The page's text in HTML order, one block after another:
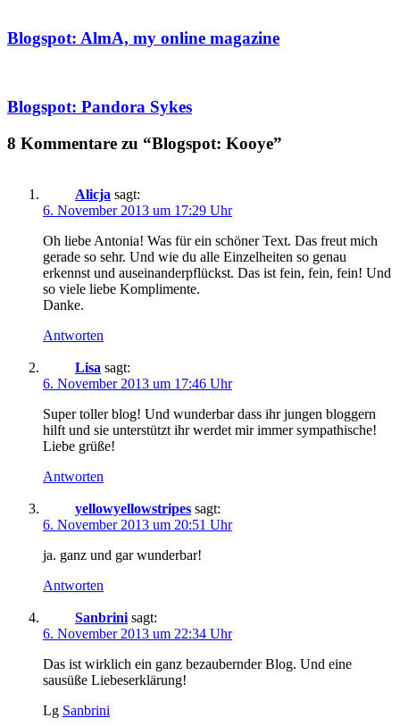
Blogspot: AlmA, my online magazine
Blogspot: Pandora Sykes
8 Kommentare zu “Blogspot: Kooye”
Alicja sagt:
6. November 2013 um 17:29 Uhr
Oh liebe Antonia! Was für ein schöner Text. Das freut mich
gerade so sehr. Und wie du alle Einzelheiten so genau
erkennst und auseinanderpflückst. Das ist fein, fein, fein! Und
so viele liebe Komplimente.
Danke.
Antworten
Lisa sagt:
6. November 2013 um 17:46 Uhr
Super toller blog! Und wunderbar dass ihr jungen bloggern
hilft und sie unterstützt ihr werdet mir immer sympathische!
Liebe grüße!
Antworten
yellowyellowstripes sagt:
6. November 2013 um 20:51 Uhr
ja. ganz und gar wunderbar!
Antworten
Sanbrini sagt:
6. November 2013 um 22:34 Uhr
Das ist wirklich ein ganz bezaubernder Blog. Und eine
sausüße Liebeserklärung!
Lg Sanbrini